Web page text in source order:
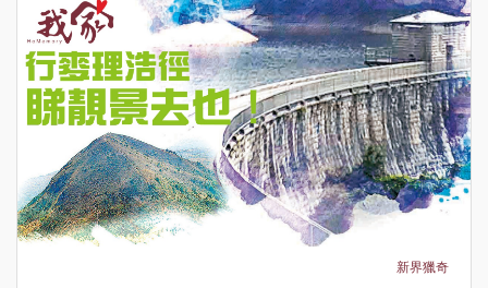
新界獵奇